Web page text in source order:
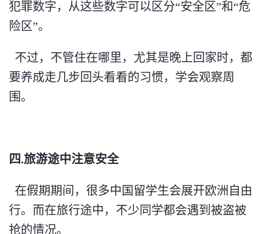
犯罪数字，从这些数字可以区分“安全区”和“危
险区”。
不过，不管住在哪里，尤其是晚上回家时，都
要养成走几步回头看看的习惯，学会观察周
围。
四.旅游途中注意安全
在假期期间，很多中国留学生会展开欧洲自由
行。而在旅行途中，不少同学都会遇到被盗被
抢的情况。